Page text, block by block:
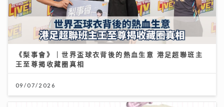
《梨事會》｜世界盃球衣背後的熱血生意 港足超聯班主
王至尊揭收藏圈真相
09/07/2026